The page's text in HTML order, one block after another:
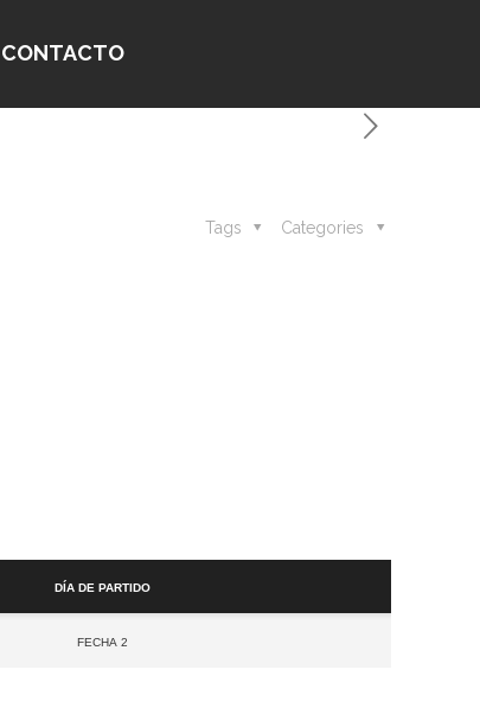
CONTACTO
Categories
Tags
Día de partido
Fecha 2